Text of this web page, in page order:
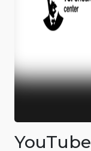
YouTube